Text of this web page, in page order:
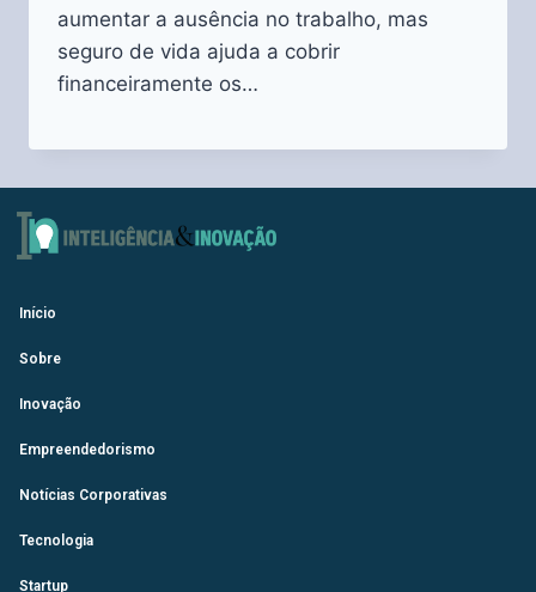
aumentar a ausência no trabalho, mas
seguro de vida ajuda a cobrir
financeiramente os…
Início
Sobre
Inovação
Empreendedorismo
Notícias Corporativas
Tecnologia
Startup